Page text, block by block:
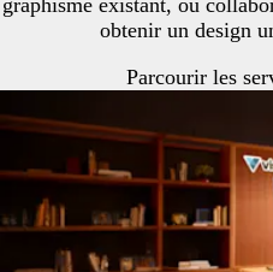
graphisme existant, ou
obtenir un design
Parcourir les